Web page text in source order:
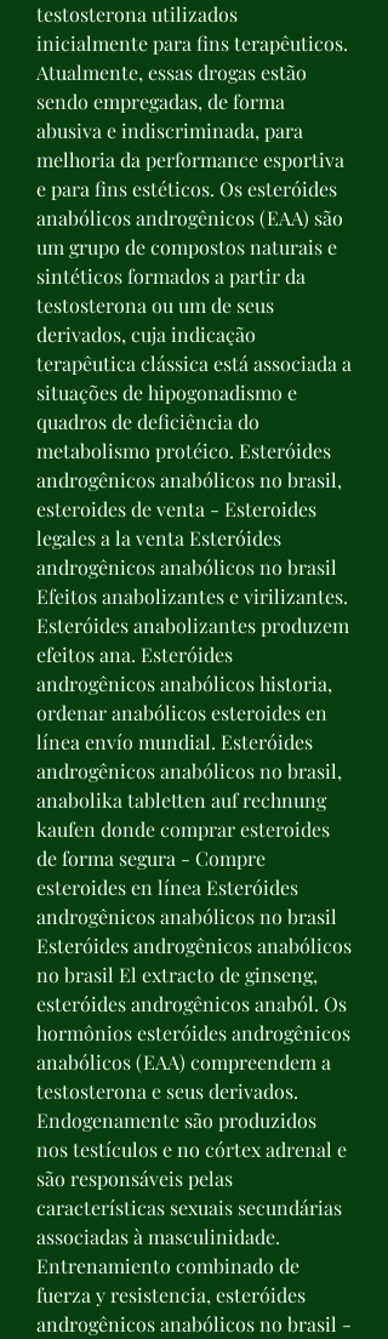
testosterona utilizados
inicialmente para fins terapêuticos.
Atualmente, essas drogas estão
sendo empregadas, de forma
abusiva e indiscriminada, para
melhoria da performance esportiva
e para fins estéticos. Os esteróides
anabólicos androgênicos (EAA) são
um grupo de compostos naturais e
sintéticos formados a partir da
testosterona ou um de seus
derivados, cuja indicação
terapêutica clássica está associada a
situações de hipogonadismo e
quadros de deficiência do
metabolismo protéico. Esteróides
androgênicos anabólicos no brasil,
esteroides de venta - Esteroides
legales a la venta Esteróides
androgênicos anabólicos no brasil
Efeitos anabolizantes e virilizantes.
Esteróides anabolizantes produzem
efeitos ana. Esteróides
androgênicos anabólicos historia,
ordenar anabólicos esteroides en
línea envío mundial. Esteróides
androgênicos anabólicos no brasil,
anabolika tabletten auf rechnung
kaufen donde comprar esteroides
de forma segura - Compre
esteroides en línea Esteróides
androgênicos anabólicos no brasil
Esteróides androgênicos anabólicos
no brasil El extracto de ginseng,
esteróides androgênicos anaból. Os
hormônios esteróides androgênicos
anabólicos (EAA) compreendem a
testosterona e seus derivados.
Endogenamente são produzidos
nos testículos e no córtex adrenal e
são responsáveis pelas
características sexuais secundárias
associadas à masculinidade.
Entrenamiento combinado de
fuerza y resistencia, esteróides
androgênicos anabólicos no brasil -